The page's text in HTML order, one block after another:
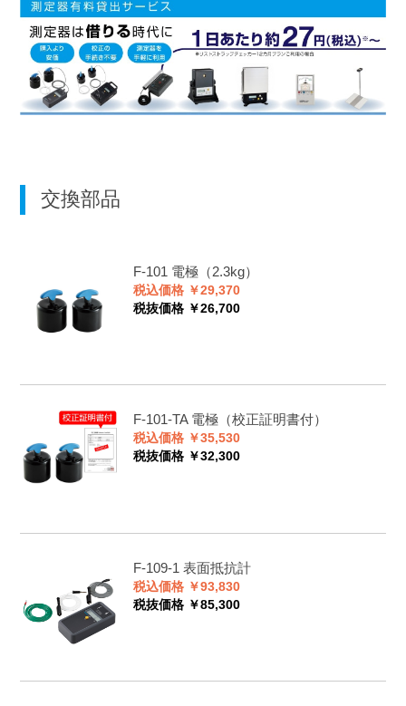
交換部品
F-101 電極（2.3kg）
税込価格 ￥29,370
税抜価格 ￥26,700
F-101-TA 電極（校正証明書付）
税込価格 ￥35,530
税抜価格 ￥32,300
F-109-1 表面抵抗計
税込価格 ￥93,830
税抜価格 ￥85,300